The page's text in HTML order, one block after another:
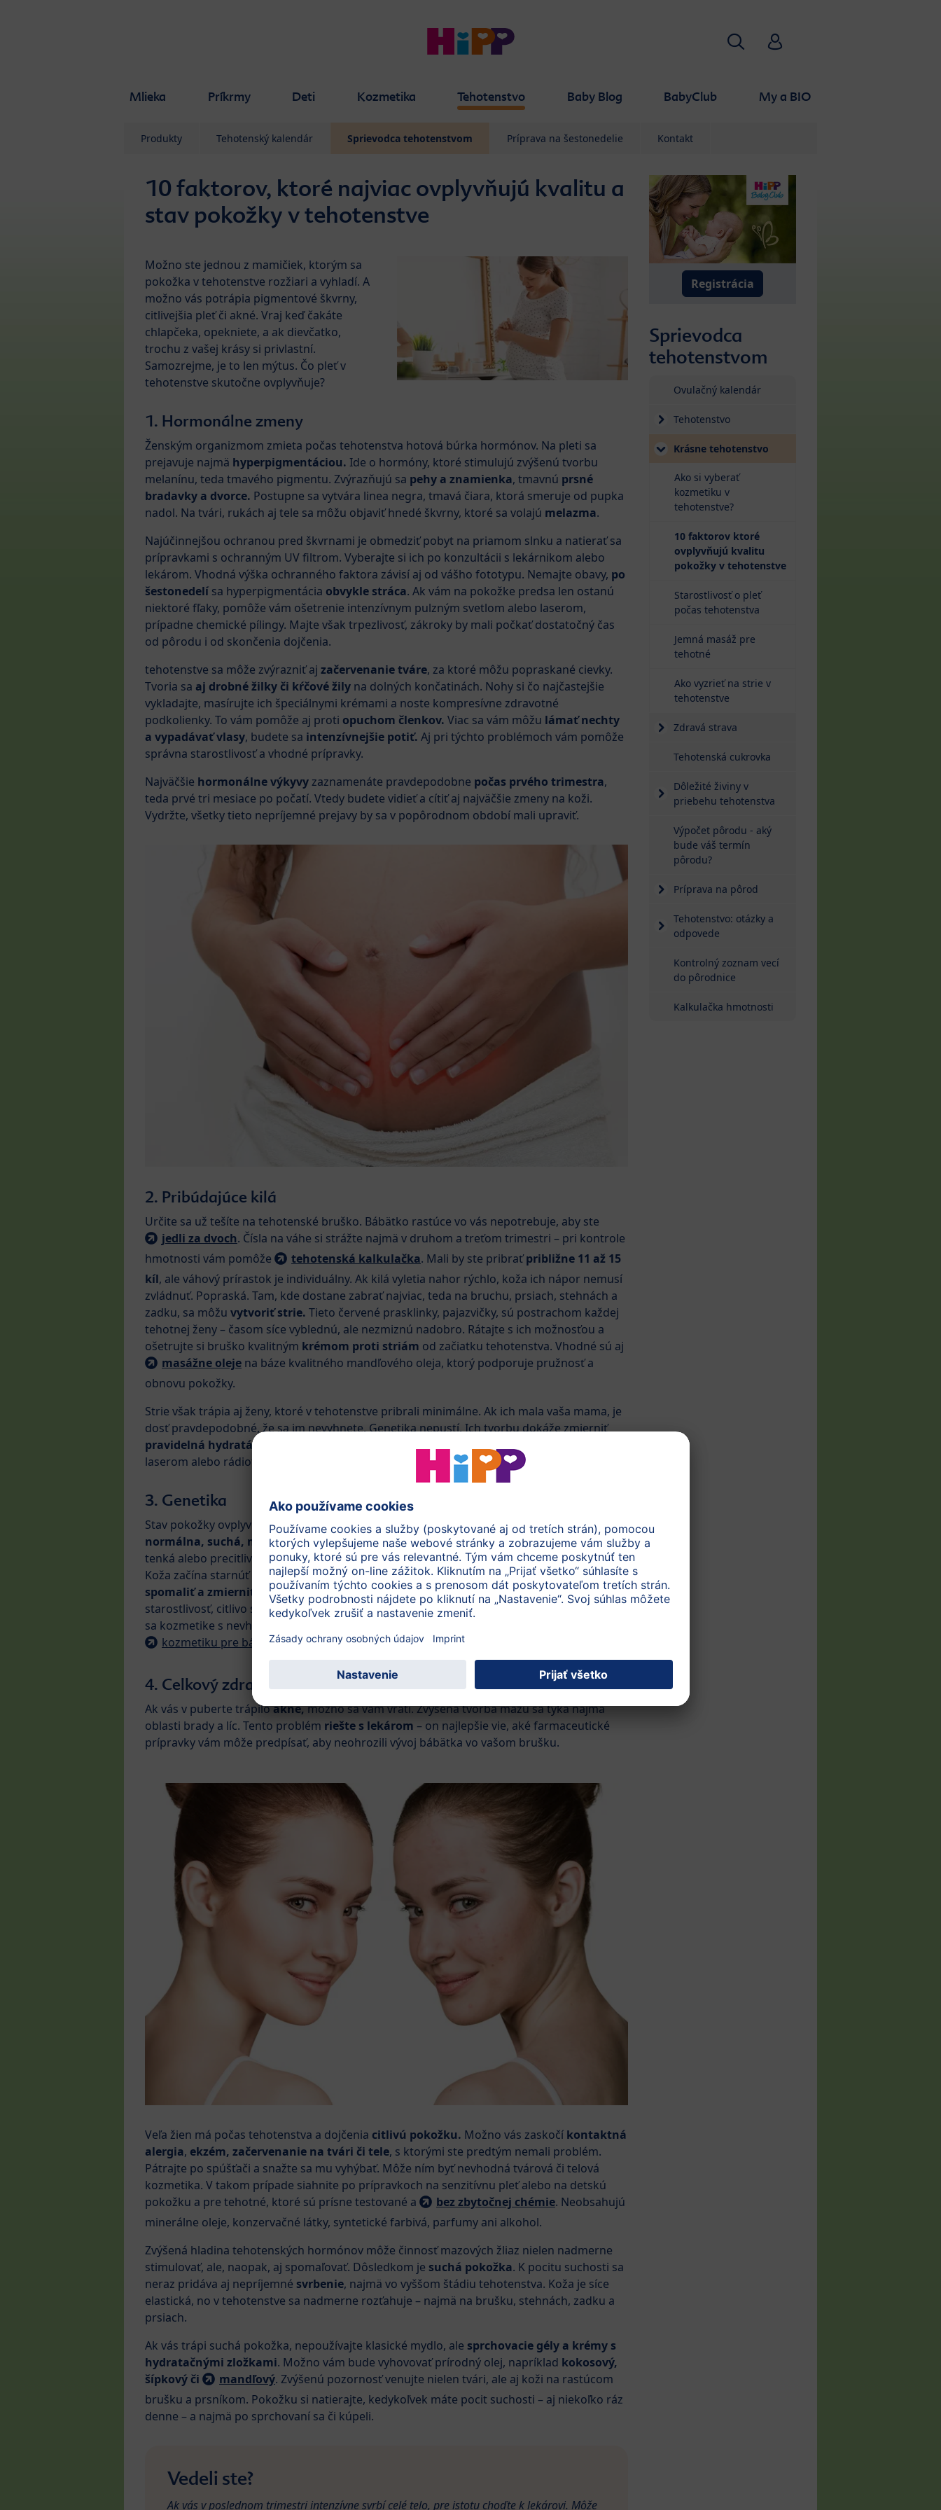
Mlieka Príkrmy Deti Kozmetika Tehotenstvo Baby Blog BabyClub My a BIO
HľadaťHiPP Babyclub
Produkty Tehotenský kalendár Sprievodca tehotenstvom Príprava na šestonedelie Kontakt
10 faktorov, ktoré najviac ovplyvňujú kvalitu a
stav pokožky v tehotenstve
Možno ste jednou z mamičiek, ktorým sa
pokožka v tehotenstve rozžiari a vyhladí. A
možno vás potrápia pigmentové škvrny,
citlivejšia pleť či akné. Vraj keď čakáte
chlapčeka, opekniete, a ak dievčatko,
trochu z vašej krásy si privlastní.
Samozrejme, je to len mýtus. Čo pleť v
tehotenstve skutočne ovplyvňuje?
1. Hormonálne zmeny
Ženským organizmom zmieta počas tehotenstva hotová búrka hormónov. Na pleti sa
prejavuje najmä hyperpigmentáciou. Ide o hormóny, ktoré stimulujú zvýšenú tvorbu
melanínu, teda tmavého pigmentu. Zvýrazňujú sa pehy a znamienka, tmavnú prsné
bradavky a dvorce. Postupne sa vytvára linea negra, tmavá čiara, ktorá smeruje od pupka
nadol. Na tvári, rukách aj tele sa môžu objaviť hnedé škvrny, ktoré sa volajú melazma.
Najúčinnejšou ochranou pred škvrnami je obmedziť pobyt na priamom slnku a natierať sa
prípravkami s ochranným UV filtrom. Vyberajte si ich po konzultácii s lekárnikom alebo
lekárom. Vhodná výška ochranného faktora závisí aj od vášho fototypu. Nemajte obavy, po
šestonedelí sa hyperpigmentácia obvykle stráca. Ak vám na pokožke predsa len ostanú
niektoré fľaky, pomôže vám ošetrenie intenzívnym pulzným svetlom alebo laserom,
prípadne chemické pílingy. Majte však trpezlivosť, zákroky by mali počkať dostatočný čas
od pôrodu i od skončenia dojčenia.
tehotenstve sa môže zvýrazniť aj začervenanie tváre, za ktoré môžu popraskané cievky.
Tvoria sa aj drobné žilky či kŕčové žily na dolných končatinách. Nohy si čo najčastejšie
vykladajte, masírujte ich špeciálnymi krémami a noste kompresívne zdravotné
podkolienky. To vám pomôže aj proti opuchom členkov. Viac sa vám môžu lámať nechty
a vypadávať vlasy, budete sa intenzívnejšie potiť. Aj pri týchto problémoch vám pomôže
správna starostlivosť a vhodné prípravky.
Najväčšie hormonálne výkyvyzaznamenáte pravdepodobne počas prvého trimestra,
teda prvé tri mesiace po počatí. Vtedy budete vidieť a cítiť aj najväčšie zmeny na koži.
Vydržte, všetky tieto nepríjemné prejavy by sa v popôrodnom období mali upraviť.
2. Pribúdajúce kilá
Určite sa už tešíte na tehotenské bruško. Bábätko rastúce vo vás nepotrebuje, aby ste
jedli za dvoch. Čísla na váhe si strážte najmä v druhom a treťom trimestri – pri kontrole
hmotnosti vám pomôže
tehotenská kalkulačka. Mali by ste pribraťpribližne 11 až 15
kíl, ale váhový prírastok je individuálny. Ak kilá vyletia nahor rýchlo, koža ich nápor nemusí
zvládnuť. Popraská. Tam, kde dostane zabrať najviac, teda na bruchu, prsiach, stehnách a
zadku, sa môžu vytvoriť strie. Tieto červené prasklinky, pajazvičky, sú postrachom každej
tehotnej ženy – časom síce vyblednú, ale nezmiznú nadobro. Rátajte s ich možnosťou a
ošetrujte si bruško kvalitným krémom proti striám od začiatku tehotenstva. Vhodné sú aj
masážne oleje na báze kvalitného mandľového oleja, ktorý podporuje pružnosť a
obnovu pokožky.
Strie však trápia aj ženy, ktoré v tehotenstve pribrali minimálne. Ak ich mala vaša mama, je
dosť pravdepodobné, že sa im nevyhnete. Genetika nepustí. Ich tvorbu dokáže zmierniť
pravidelná hydratácia a masáže pokožky.
laserom alebo rádiofrekvenciou.
3. Genetika
Stav pokožky ovplyvňujú do veľkej miery gény, ktoré ste zdedili. Určujútyp pleti.Je
normálna, suchá, mastnáalebozmiešaná ? Má nábeh na červenanie, je až papierovo
tenká alebo precitlivená? Od kvality pokožky sa odvíja priebeh jej biologického starnutia.
Koža začína starnúť už od dvadsaťpäťky, no tento prirodzený proces možno do istej miery
spomaliť a zmierniť.
Práve preto ani počas tehotenstva nezabúdajte na pravidelnú
starostlivosť, citlivo si vyberajte vhodné produkty na ošetrovanie a skrášľovanie a vyhýbajte
sa kozmetike s nevhodným zložením. Vyskúšajte napríklad šetrnú
kozmetiku pre bábätká a tehotné ženy.
4. Celkový zdravotný stav
Ak vás v puberte trápiloakné,možno sa vám vráti. Zvýšená tvorba mazu sa týka najmä
oblasti brady a líc. Tento problém riešte s lekárom – on najlepšie vie, aké farmaceutické
prípravky vám môže predpísať, aby neohrozili vývoj bábätka vo vašom brušku.
Veľa žien má počas tehotenstva a dojčenia citlivú pokožku. Možno vás zaskočí kontaktná
alergia, ekzém, začervenanie na tvári či tele, s ktorými ste predtým nemali problém.
Pátrajte po spúšťači a snažte sa mu vyhýbať. Môže ním byť nevhodná tvárová či telová
kozmetika. V takom prípade siahnite po prípravkoch na senzitívnu pleť alebo na detskú
pokožku a pre tehotné, ktoré sú prísne testované a
bez zbytočnej chémie. Neobsahujú
minerálne oleje, konzervačné látky, syntetické farbivá, parfumy ani alkohol.
Zvýšená hladina tehotenských hormónov môže činnosť mazových žliaz nielen nadmerne
stimulovať, ale, naopak, aj spomaľovať. Dôsledkom je suchá pokožka. K pocitu suchosti sa
neraz pridáva aj nepríjemné svrbenie, najmä vo vyššom štádiu tehotenstva. Koža je síce
elastická, no v tehotenstve sa nadmerne rozťahuje – najmä na brušku, stehnách, zadku a
prsiach.
Ak vás trápi suchá pokožka, nepoužívajte klasické mydlo, ale sprchovacie gély a krémy s
hydratačnými zložkami. Možno vám bude vyhovovať prírodný olej, napríklad kokosový,
šípkový či
mandľový. Zvýšenú pozornosť venujte nielen tvári, ale aj koži na rastúcom
brušku a prsníkom. Pokožku si natierajte, kedykoľvek máte pocit suchosti – aj niekoľko ráz
denne – a najmä po sprchovaní sa či kúpeli.
Vedeli ste?
Ak vás v poslednom trimestri intenzívne svrbí celé telo, pre istotu choďte k lekárovi. Môže
Registrácia
Sprievodca
tehotenstvom
Ovulačný kalendár
Tehotenstvo
Krásne tehotenstvo
Ako si vyberať
kozmetiku v
tehotenstve?
10 faktorov ktoré
ovplyvňujú kvalitu
pokožky v tehotenstve(current)
Starostlivosť o pleť
počas tehotenstva
Jemná masáž pre
tehotné
Ako vyzrieť na strie v
tehotenstve
Zdravá strava
Tehotenská cukrovka
Dôležité živiny v
priebehu tehotenstva
Výpočet pôrodu - aký
bude váš termín
pôrodu?
Príprava na pôrod
Tehotenstvo: otázky a
odpovede
Kontrolný zoznam vecí
do pôrodnice
Kalkulačka hmotnosti